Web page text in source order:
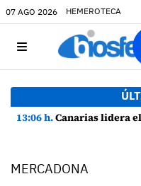
07 AGO 2026 HEMEROTECA
13:06 h.Canarias lidera el crecimiento
MERCADONA